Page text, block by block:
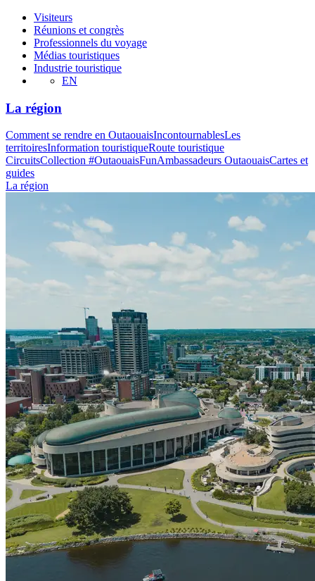
Visiteurs
Réunions et congrès
Professionnels du voyage
Médias touristiques
Industrie touristique
EN
La région
Comment se rendre en OutaouaisIncontournablesLes
territoiresInformation touristiqueRoute touristique
CircuitsCollection #OutaouaisFunAmbassadeurs OutaouaisCartes et
guides
La région